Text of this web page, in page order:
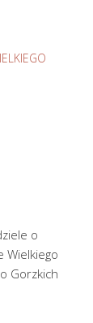
o
Wielkiego
Gorzkich